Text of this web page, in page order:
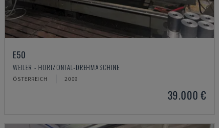
E50
WEILER - HORIZONTAL-DREHMASCHINE
ÖSTERREICH 2009
39.000 €